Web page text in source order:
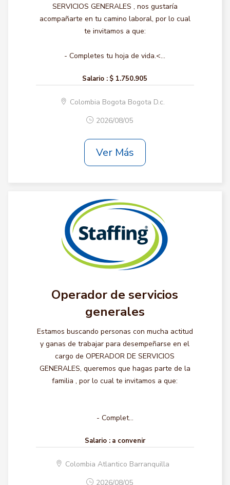
SERVICIOS GENERALES , nos gustaría
acompañarte en tu camino laboral, por lo cual
te invitamos a que:
- Completes tu hoja de vida.<...
Salario : $ 1.750.905
Colombia Bogota Bogota D.c.
2026/08/05
Ver Más
Operador de servicios
generales
Estamos buscando personas con mucha actitud
y ganas de trabajar para desempeñarse en el
cargo de OPERADOR DE SERVICIOS
GENERALES, queremos que hagas parte de la
familia , por lo cual te invitamos a que:
- Complet...
Salario : a convenir
Colombia Atlantico Barranquilla
2026/08/05